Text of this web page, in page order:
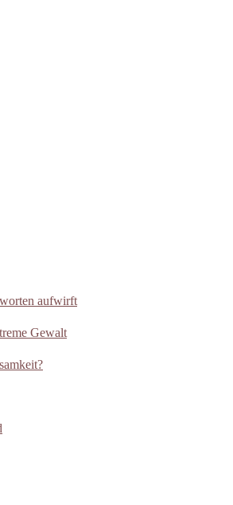
aufwirft
Gewalt